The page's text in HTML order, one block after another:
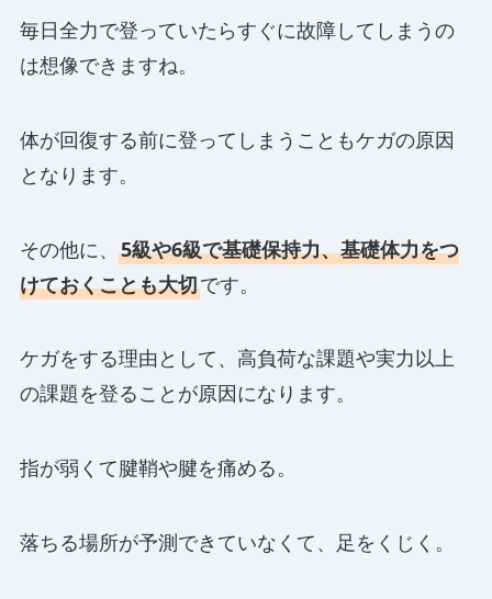
毎日全力で登っていたらすぐに故障してしまうの
は想像できますね。
体が回復する前に登ってしまうこともケガの原因
となります。
その他に、 5級や6級で基礎保持力、基礎体力をつ
けておくことも大切です。
ケガをする理由として、高負荷な課題や実力以上
の課題を登ることが原因になります。
指が弱くて腱鞘や腱を痛める。
落ちる場所が予測できていなくて、足をくじく。